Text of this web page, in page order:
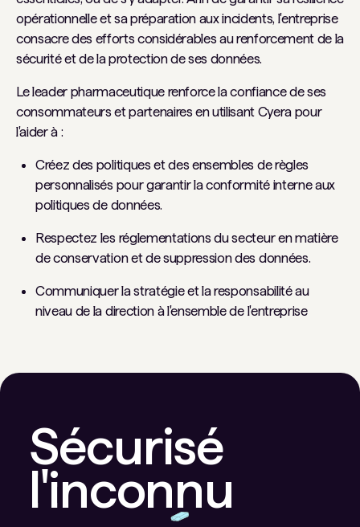
opérationnelle et sa préparation aux incidents, l'entreprise
consacre des efforts considérables au renforcement de la
sécurité et de la protection de ses données.
Le leader pharmaceutique renforce la confiance de ses
consommateurs et partenaires en utilisant Cyera pour
l'aider à :
Créez des politiques et des ensembles de règles
personnalisés pour garantir la conformité interne aux
politiques de données.
Respectez les réglementations du secteur en matière
de conservation et de suppression des données.
Communiquer la stratégie et la responsabilité au
niveau de la direction à l'ensemble de l'entreprise
Sécurisé
l'inconnu